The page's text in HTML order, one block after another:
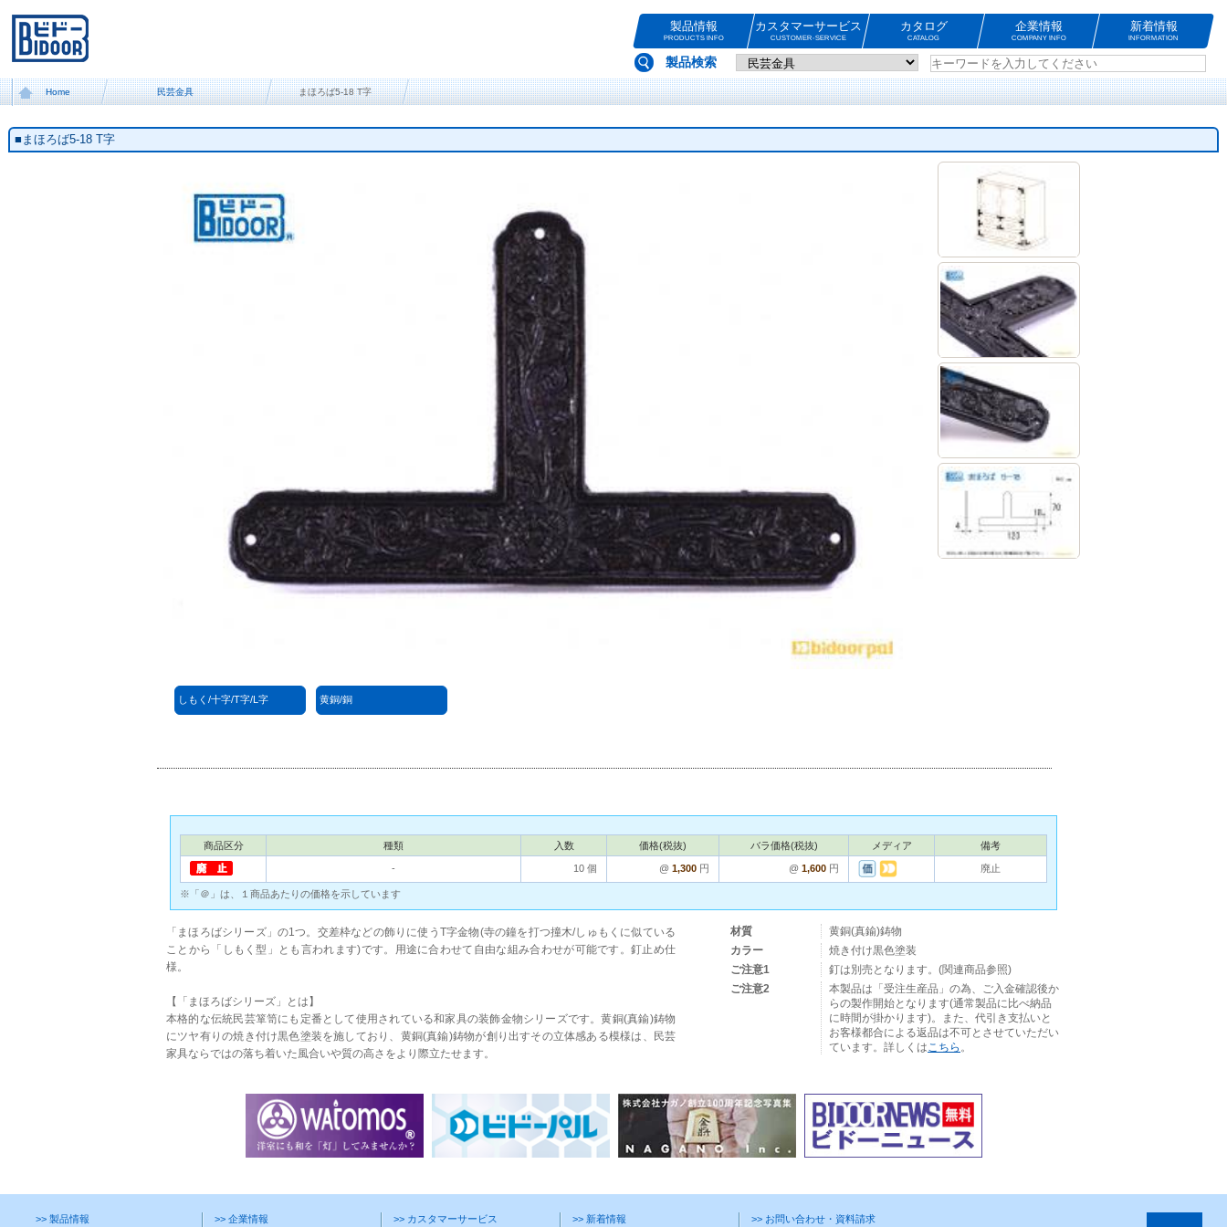
製品情報
PRODUCTS INFO
カスタマーサービス
CUSTOMER-SERVICE
カタログ
CATALOG
企業情報
COMPANY INFO
新着情報
INFORMATION
製品検索
Home 民芸金具 まほろば5-18 T字
■まほろば5-18 T字
しもく/十字/T字/L字 黄銅/銅
商品区分 種類 入数 価格(税抜) バラ価格(税抜) メディア 備考
‐ 10 個 @ 1,300 円 @ 1,600 円 廃止
※「＠」は、１商品あたりの価格を示しています
「まほろばシリーズ」の1つ。交差枠などの飾りに使うT字金物(寺の鐘を打つ撞木/しゅもくに似ている
ことから「しもく型」とも言われます)です。用途に合わせて自由な組み合わせが可能です。釘止め仕
様。
【「まほろばシリーズ」とは】
本格的な伝統民芸箪笥にも定番として使用されている和家具の装飾金物シリーズです。黄銅(真鍮)鋳物
にツヤ有りの焼き付け黒色塗装を施しており、黄銅(真鍮)鋳物が創り出すその立体感ある模様は、民芸
家具ならではの落ち着いた風合いや質の高さをより際立たせます。
材質
黄銅(真鍮)鋳物
カラー
焼き付け黒色塗装
ご注意1
釘は別売となります。(関連商品参照)
ご注意2
本製品は「受注生産品」の為、ご入金確認後か
らの製作開始となります(通常製品に比べ納品
に時間が掛かります)。また、代引き支払いと
お客様都合による返品は不可とさせていただい
ています。詳しくはこちら 。
>> 製品情報 >> 企業情報 >> カスタマーサービス >> 新着情報 >> お問い合わせ・資料請求